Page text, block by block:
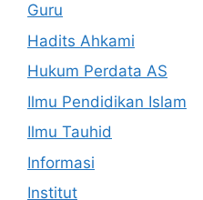
Guru
Hadits Ahkami
Hukum Perdata AS
Ilmu Pendidikan Islam
Ilmu Tauhid
Informasi
Institut